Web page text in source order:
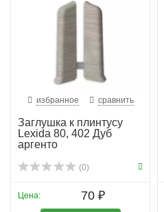
избранное сравнить
Заглушка к плинтусу
Lexida 80, 402 Дуб
аргенто
(0)
Цена: 70 ₽